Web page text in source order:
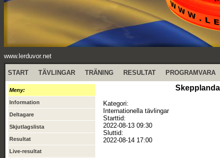
www.lerduvor.net
START TÄVLINGAR TRÄNING RESULTAT PROGRAMVARA
Meny:
Information
Deltagare
Skjutlagslista
Resultat
Live-resultat
Kategori:
Internationella tävlingar
Starttid:
2022-08-13 09:30
Sluttid:
2022-08-14 17:00